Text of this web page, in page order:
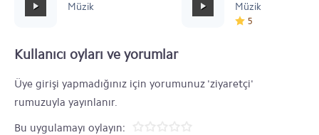
Müzik Müzik
5
Kullanıcı oyları ve yorumlar
Üye girişi yapmadığınız için yorumunuz 'ziyaretçi'
rumuzuyla yayınlanır.
Bu uygulamayı oylayın: